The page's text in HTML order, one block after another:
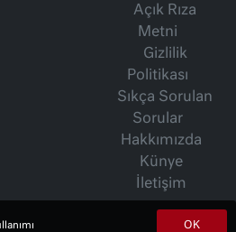
Açık Rıza
Metni
Gizlilik
Politikası
Sıkça Sorulan
Sorular
Hakkımızda
Künye
İletişim
OK